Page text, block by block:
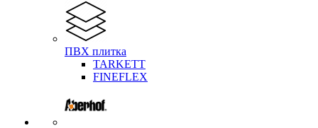
ПВХ плитка
TARKETT
FINEFLEX